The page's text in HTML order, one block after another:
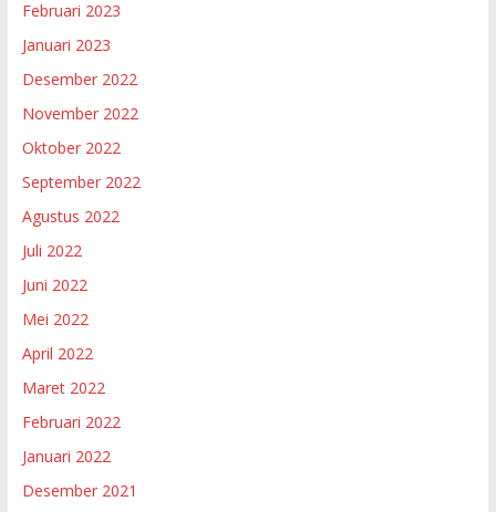
Februari 2023
Januari 2023
Desember 2022
November 2022
Oktober 2022
September 2022
Agustus 2022
Juli 2022
Juni 2022
Mei 2022
April 2022
Maret 2022
Februari 2022
Januari 2022
Desember 2021